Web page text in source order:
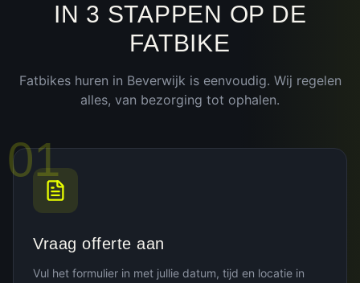
IN 3 STAPPEN OP DE
FATBIKE
Fatbikes huren in Beverwijk is eenvoudig. Wij regelen
alles, van bezorging tot ophalen.
01
Vraag offerte aan
Vul het formulier in met jullie datum, tijd en locatie in